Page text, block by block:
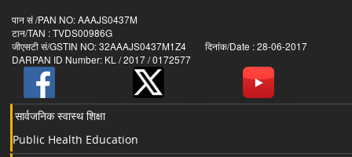
पान सं /PAN NO: AAAJS0437M
टान/TAN : TVDS00986G
जीएसटी सं/GSTIN NO: 32AAAJS0437M1Z4 दिनांक/Date : 28-06-2017
DARPAN ID Number: KL / 2017 / 0172577
सार्वजनिक स्वास्थ शिक्षा
Public Health Education